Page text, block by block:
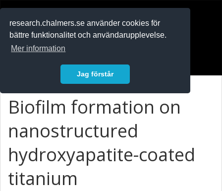
research.chalmers.se använder cookies för
bättre funktionalitet och användarupplevelse.
Mer information
Jag förstår
Biofilm formation on
nanostructured
hydroxyapatite-coated
titanium